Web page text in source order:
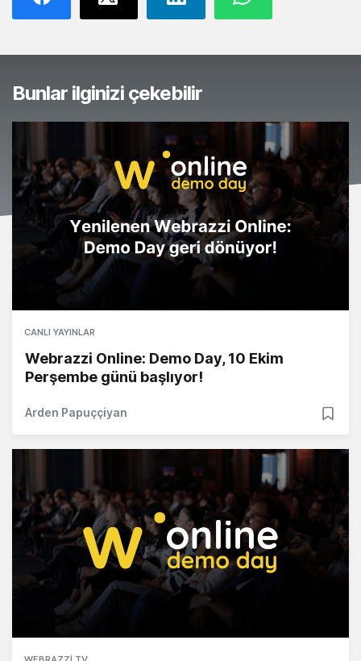
Bunlar ilginizi çekebilir
CANLI YAYINLAR
Webrazzi Online: Demo Day, 10 Ekim
Perşembe günü başlıyor!
Arden Papuççiyan